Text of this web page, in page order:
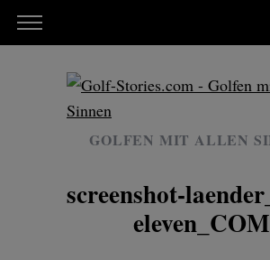
GOLFEN MIT ALLEN
screenshot-
eleven_COM